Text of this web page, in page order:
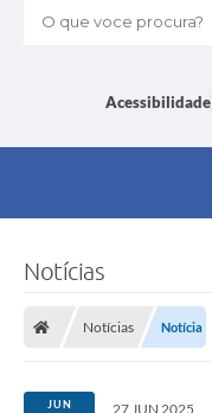
O que voce procura?
Acessibilidade
Notícias
Notícias Notícia
JUN 27 JUN 2025